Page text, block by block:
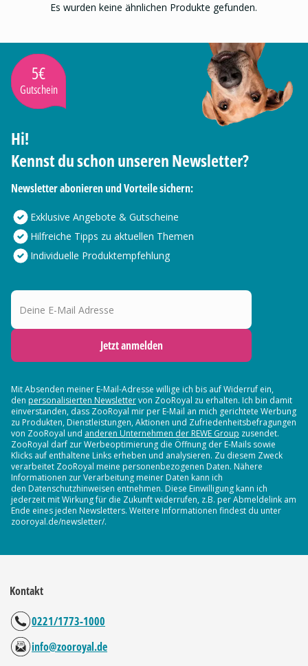
Es wurden keine ähnlichen Produkte gefunden.
5€
Gutschein
Hi!
Kennst du schon unseren Newsletter?
Newsletter abonieren und Vorteile sichern:
Exklusive Angebote & Gutscheine
Hilfreiche Tipps zu aktuellen Themen
Individuelle Produktempfehlung
Deine E-Mail Adresse
Jetzt anmelden
Mit Absenden meiner E-Mail-Adresse willige ich bis auf Widerruf ein,
den personalisierten Newslettervon ZooRoyal zu erhalten. Ich bin damit
einverstanden, dass ZooRoyal mir per E-Mail an mich gerichtete Werbung
zu Produkten, Dienstleistungen, Aktionen und Zufriedenheitsbefragungen
von ZooRoyal und anderen Unternehmen der REWE Group zusendet.
ZooRoyal darf zur Werbeoptimierung die Öffnung der E-Mails sowie
Klicks auf enthaltene Links erheben und analysieren. Zu diesem Zweck
verarbeitet ZooRoyal meine personenbezogenen Daten. Nähere
Informationen zur Verarbeitung meiner Daten kann ich
den Datenschutzhinweisen entnehmen. Diese Einwilligung kann ich
jederzeit mit Wirkung für die Zukunft widerrufen, z.B. per Abmeldelink am
Ende eines jeden Newsletters. Weitere Informationen findest du unter
zooroyal.de/newsletter/.
Kontakt
0221/1773-1000
info@zooroyal.de